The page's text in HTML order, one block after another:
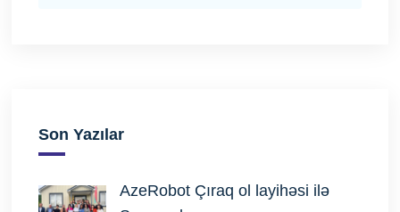
Son Yazılar
AzeRobot Çıraq ol layihəsi ilə